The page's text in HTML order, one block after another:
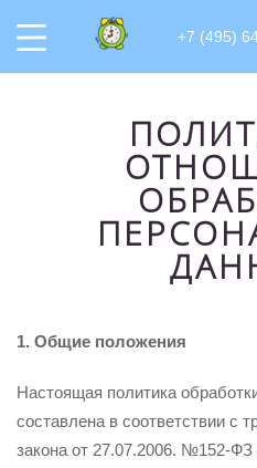
+7 (495)
1. Общие положения
Настоящая политика
составлена в соответствии с
закона от 27.07.2006. №152-